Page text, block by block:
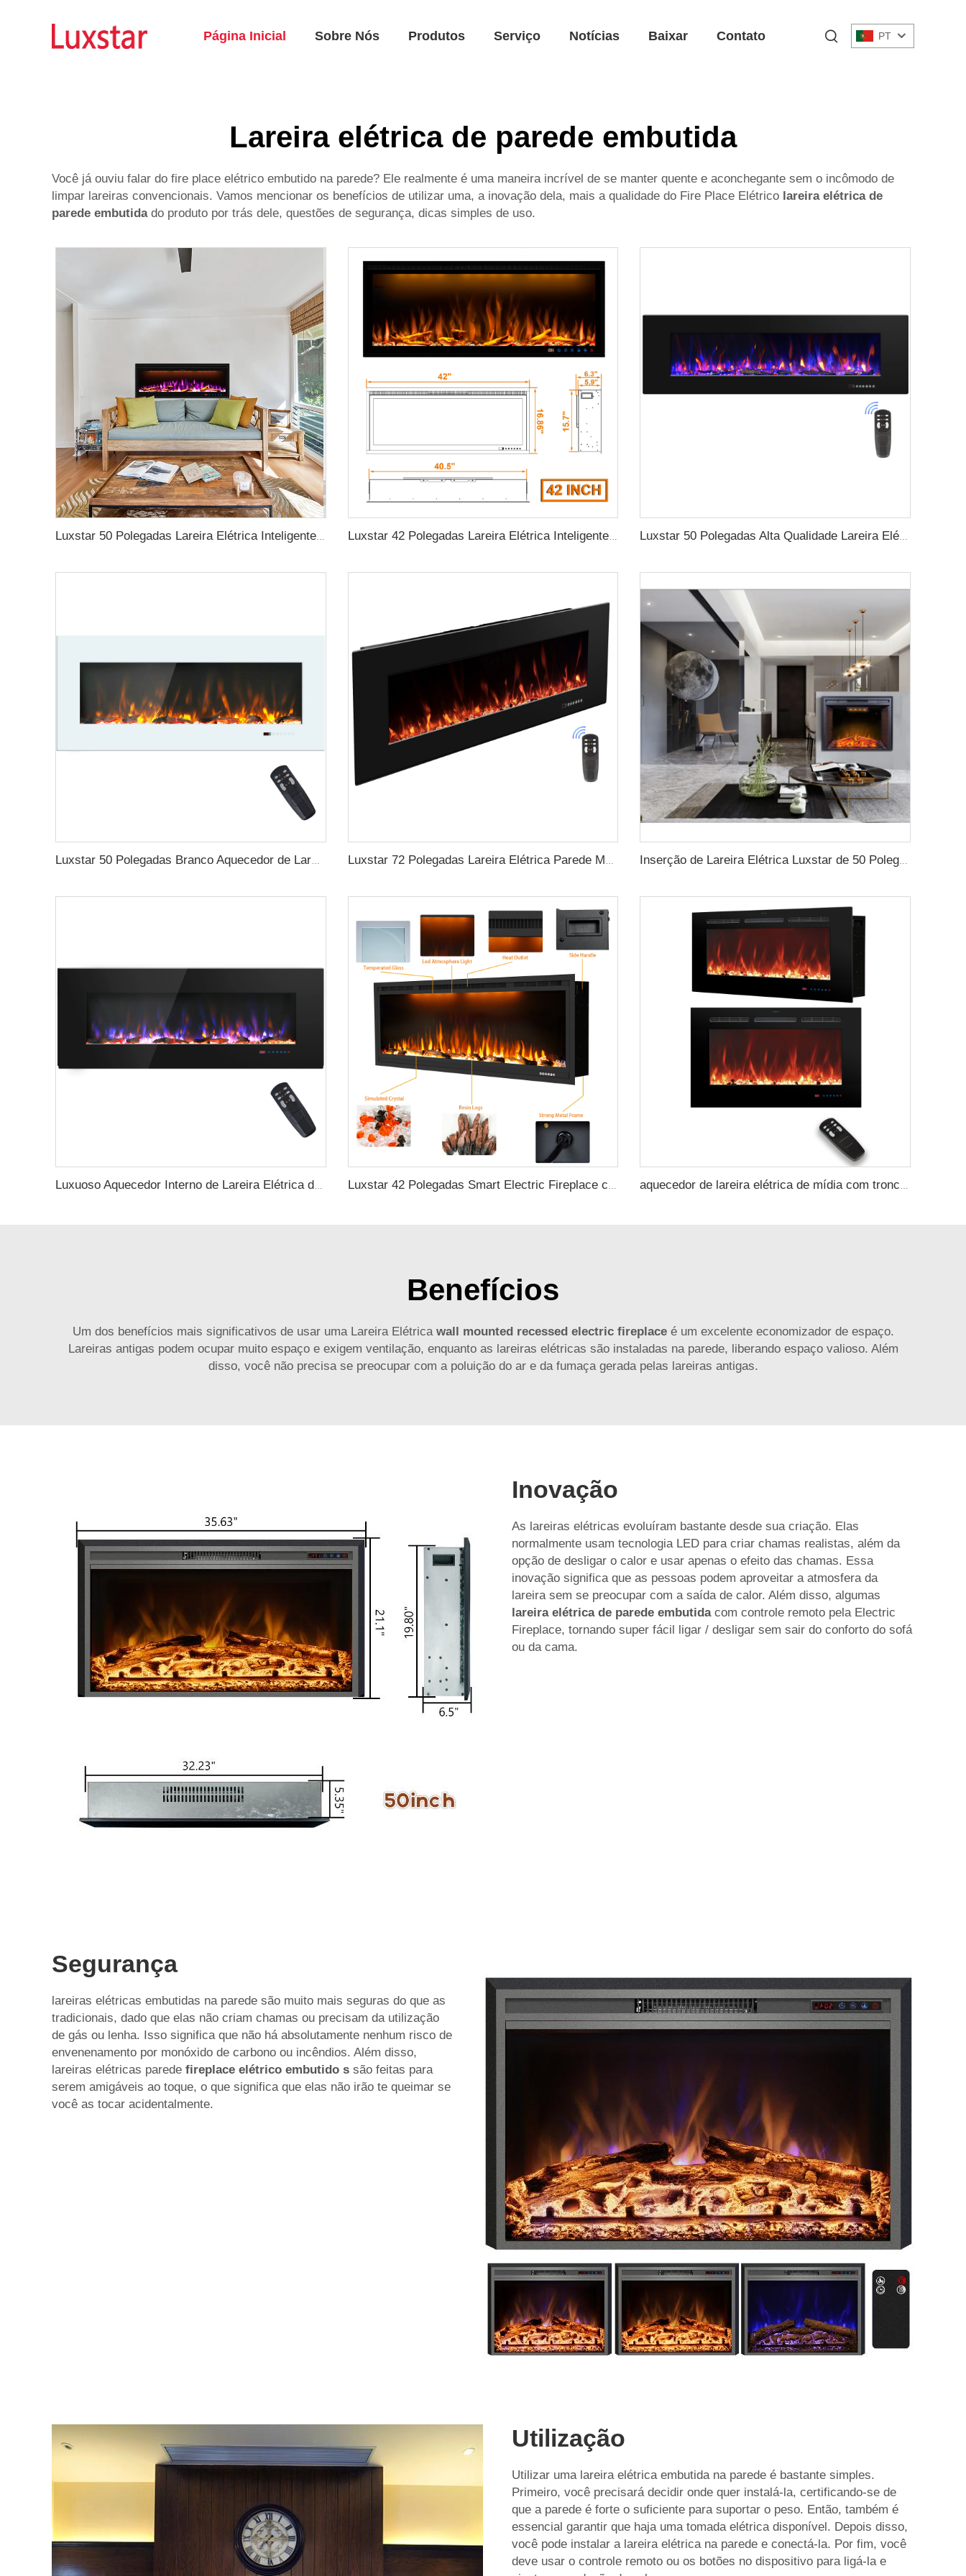
Página Inicial Sobre Nós Produtos Serviço Notícias Baixar Contato PT
Lareira elétrica de parede embutida
Você já ouviu falar do fire place elétrico embutido na parede? Ele realmente é uma maneira incrível de se manter quente e aconchegante sem o incômodo de
limpar lareiras convencionais. Vamos mencionar os benefícios de utilizar uma, a inovação dela, mais a qualidade do Fire Place Elétrico lareira elétrica de
parede embutida do produto por trás dele, questões de segurança, dicas simples de uso.
Luxstar 42 Polegadas Lareira Elétrica Inteligente Aquecedor Recessado Parede Montada com Controle por Aplicativo e Controle Remoto
Luxstar 50 Polegadas Branco Aquecedor de Lareira Elétrica Parede Montada Não para Nicho Controle Remoto Tela Sensível ao Toque Aquecedor de Casa Luxstar 72 Polegadas Lareira Elétrica Parede Montada Aquecedores Não para Lareiras Elétricas Embutidas Aquecer Sala de Estar em Casa Inserção de Lareira Elétrica Luxstar de 50 Polegadas com Chama Ajustável e Cores de Luz Superior Incorporada à Parede
Luxuoso Aquecedor Interno de Lareira Elétrica de Parede de 50 Polegadas para Decoração Residencial com Chama Real Estilosa e Aparência Preta Luxstar 42 Polegadas Smart Electric Fireplace com Controle via APP Chama Decorativa Fireplaces de Parede aquecedor de lareira elétrica de mídia com troncos reais de 33 polegadas, moderno, recuado e de parede, disponível em 13 cores de moldura decorativa
Benefícios
Um dos benefícios mais significativos de usar uma Lareira Elétrica wall mounted recessed electric fireplace é um excelente economizador de espaço.
Lareiras antigas podem ocupar muito espaço e exigem ventilação, enquanto as lareiras elétricas são instaladas na parede, liberando espaço valioso. Além
disso, você não precisa se preocupar com a poluição do ar e da fumaça gerada pelas lareiras antigas.
Inovação
As lareiras elétricas evoluíram bastante desde sua criação. Elas
normalmente usam tecnologia LED para criar chamas realistas, além da
opção de desligar o calor e usar apenas o efeito das chamas. Essa
inovação significa que as pessoas podem aproveitar a atmosfera da
lareira sem se preocupar com a saída de calor. Além disso, algumas
lareira elétrica de parede embutida com controle remoto pela Electric
Fireplace, tornando super fácil ligar / desligar sem sair do conforto do sofá
ou da cama.
Segurança
lareiras elétricas embutidas na parede são muito mais seguras do que as
tradicionais, dado que elas não criam chamas ou precisam da utilização
de gás ou lenha. Isso significa que não há absolutamente nenhum risco de
envenenamento por monóxido de carbono ou incêndios. Além disso,
lareiras elétricas parede fireplace elétrico embutido s são feitas para
serem amigáveis ao toque, o que significa que elas não irão te queimar se
você as tocar acidentalmente.
Utilização
Utilizar uma lareira elétrica embutida na parede é bastante simples.
Primeiro, você precisará decidir onde quer instalá-la, certificando-se de
que a parede é forte o suficiente para suportar o peso. Então, também é
essencial garantir que haja uma tomada elétrica disponível. Depois disso,
você pode instalar a lareira elétrica na parede e conectá-la. Por fim, você
deve usar o controle remoto ou os botões no dispositivo para ligá-la e